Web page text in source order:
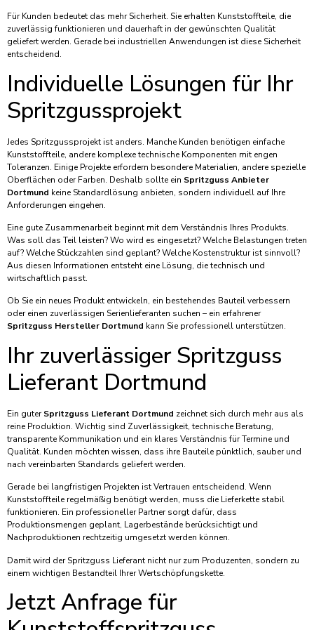
Für Kunden bedeutet das mehr Sicherheit. Sie erhalten Kunststoffteile, die
zuverlässig funktionieren und dauerhaft in der gewünschten Qualität
geliefert werden. Gerade bei industriellen Anwendungen ist diese Sicherheit
entscheidend.
Individuelle Lösungen für Ihr
Spritzgussprojekt
Jedes Spritzgussprojekt ist anders. Manche Kunden benötigen einfache
Kunststoffteile, andere komplexe technische Komponenten mit engen
Toleranzen. Einige Projekte erfordern besondere Materialien, andere spezielle
Oberflächen oder Farben. Deshalb sollte ein Spritzguss Anbieter
Dortmund keine Standardlösung anbieten, sondern individuell auf Ihre
Anforderungen eingehen.
Eine gute Zusammenarbeit beginnt mit dem Verständnis Ihres Produkts.
Was soll das Teil leisten? Wo wird es eingesetzt? Welche Belastungen treten
auf? Welche Stückzahlen sind geplant? Welche Kostenstruktur ist sinnvoll?
Aus diesen Informationen entsteht eine Lösung, die technisch und
wirtschaftlich passt.
Ob Sie ein neues Produkt entwickeln, ein bestehendes Bauteil verbessern
oder einen zuverlässigen Serienlieferanten suchen – ein erfahrener
Spritzguss Hersteller Dortmund kann Sie professionell unterstützen.
Ihr zuverlässiger Spritzguss
Lieferant Dortmund
Ein guterSpritzguss Lieferant Dortmund zeichnet sich durch mehr aus als
reine Produktion. Wichtig sind Zuverlässigkeit, technische Beratung,
transparente Kommunikation und ein klares Verständnis für Termine und
Qualität. Kunden möchten wissen, dass ihre Bauteile pünktlich, sauber und
nach vereinbarten Standards geliefert werden.
Gerade bei langfristigen Projekten ist Vertrauen entscheidend. Wenn
Kunststoffteile regelmäßig benötigt werden, muss die Lieferkette stabil
funktionieren. Ein professioneller Partner sorgt dafür, dass
Produktionsmengen geplant, Lagerbestände berücksichtigt und
Nachproduktionen rechtzeitig umgesetzt werden können.
Damit wird der Spritzguss Lieferant nicht nur zum Produzenten, sondern zu
einem wichtigen Bestandteil Ihrer Wertschöpfungskette.
Jetzt Anfrage für